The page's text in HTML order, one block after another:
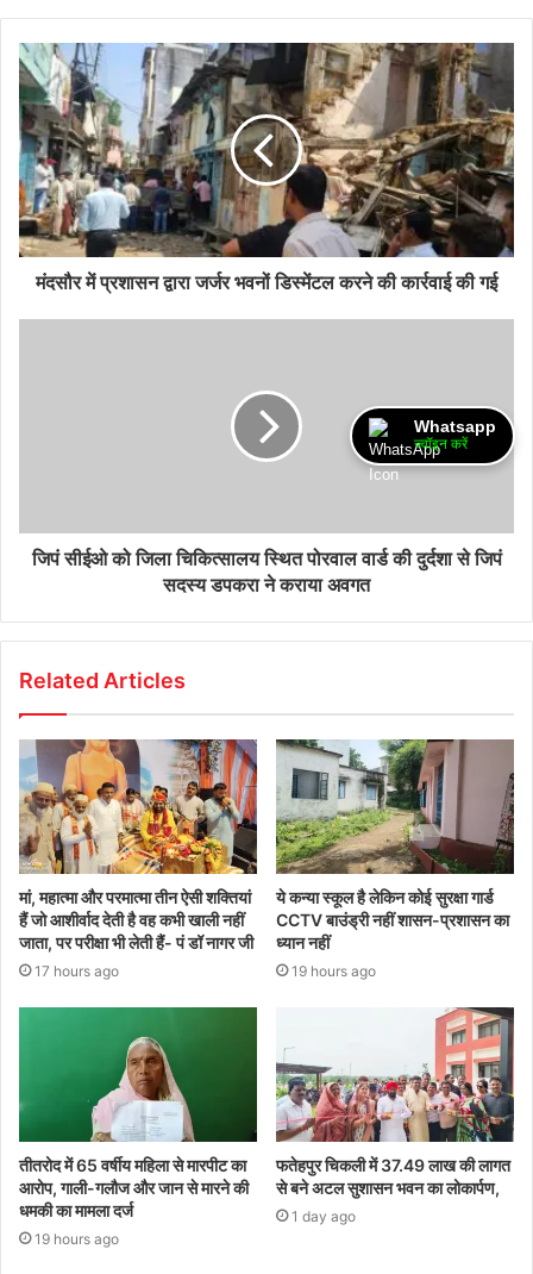
मंदसौर में प्रशासन द्वारा जर्जर भवनों डिस्मेंटल करने की कार्रवाई की गई
जिपं सीईओ को जिला चिकित्सालय स्थित पोरवाल वार्ड की दुर्दशा से जिपं
सदस्य डपकरा ने कराया अवगत
Related Articles
मां, महात्मा और परमात्मा तीन ऐसी शक्तियां
हैं जो आशीर्वाद देती है वह कभी खाली नहीं
जाता, पर परीक्षा भी लेती हैं- पं डॉ नागर जी
17 hours ago
ये कन्या स्कूल है लेकिन कोई सुरक्षा गार्ड
CCTV बाउंड्री नहीं शासन-प्रशासन का
ध्यान नहीं
19 hours ago
तीतरोद में 65 वर्षीय महिला से मारपीट का
आरोप, गाली-गलौज और जान से मारने की
धमकी का मामला दर्ज
19 hours ago
फतेहपुर चिकली में 37.49 लाख की लागत
से बने अटल सुशासन भवन का लोकार्पण,
1 day ago
Whatsapp
ज्वॉइन करें